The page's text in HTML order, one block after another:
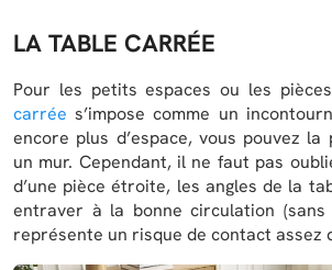
LA TABLE CARRÉE
Pour les petits espaces ou les
carrée s’impose comme un
encore plus d’espace, vous pouvez
un mur. Cependant, il ne faut pas
d’une pièce étroite, les angles de la
entraver à la bonne circulation (sans
représente un risque de contact assez